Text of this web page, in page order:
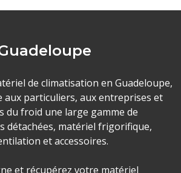
de climatisation en Guadeloupe,
aux particuliers, aux entreprises et
du froid une large gamme de
détachées, matériel frigorifique,
et accessoires.
et récupérez votre matériel